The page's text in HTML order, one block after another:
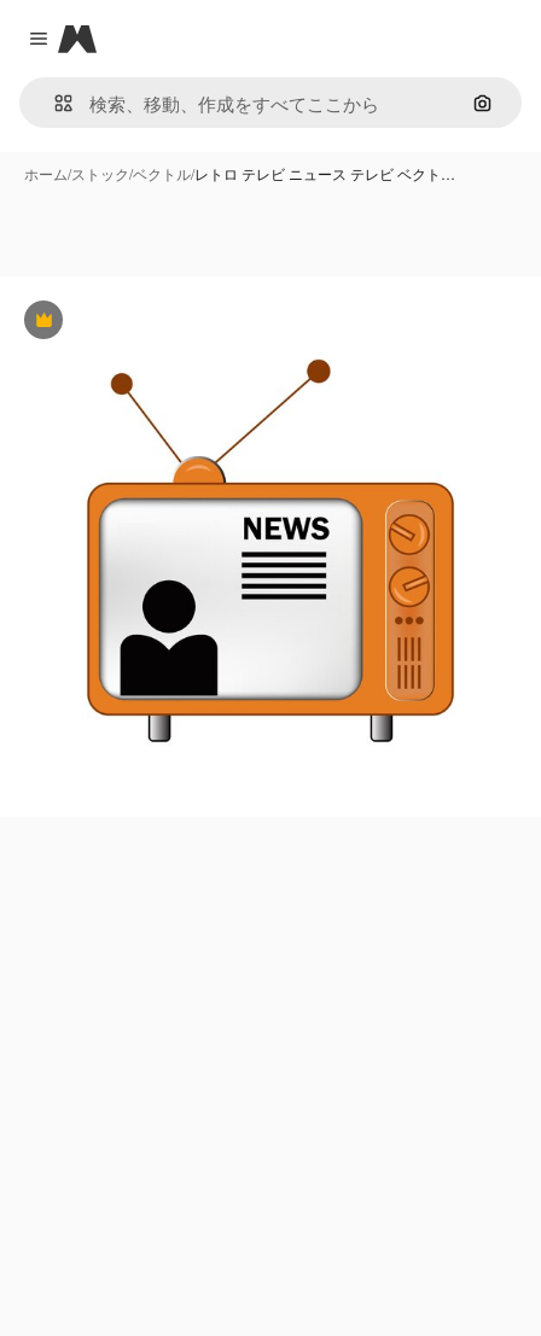
Close menu
Magnific
画像で
ホーム/ストック/ベクトル/レトロ テレビ ニュース テレビ ベクト…
Premium